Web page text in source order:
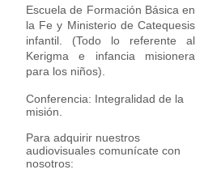
Escuela de Formación Básica en
la Fe y Ministerio de Catequesis
infantil. (Todo lo referente al
Kerigma e infancia misionera
para los niños).
Conferencia: Integralidad de la
misión.
Para adquirir nuestros
audiovisuales comunícate con
nosotros: